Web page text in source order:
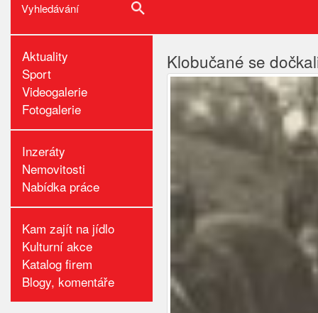
Aktuality
Sport
Videogalerie
Fotogalerie
Inzeráty
Nemovitosti
Nabídka práce
Kam zajít na jídlo
Kulturní akce
Katalog firem
Blogy, komentáře
Klobučané se